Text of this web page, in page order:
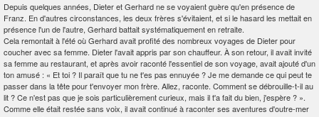
Depuis quelques années, Dieter et Gerhard ne se voyaient guère qu'en présence de
Franz. En d'autres circonstances, les deux frères s'évitaient, et si le hasard les mettait en
présence l'un de l'autre, Gerhard battait systématiquement en retraite.
Cela remontait à l'été où Gerhard avait profité des nombreux voyages de Dieter pour
coucher avec sa femme. Dieter l'avait appris par son chauffeur. À son retour, il avait invité
sa femme au restaurant, et après avoir raconté l'essentiel de son voyage, avait ajouté d'un
ton amusé : « Et toi ? Il paraît que tu ne t'es pas ennuyée ? Je me demande ce qui peut te
passer dans la tête pour t'envoyer mon frère. Allez, raconte. Comment se débrouille-t-il au
lit ? Ce n'est pas que je sois particulièrement curieux, mais il t'a fait du bien, j'espère ? ».
Comme elle était restée sans voix, il avait continué à raconter ses aventures d'outre-mer